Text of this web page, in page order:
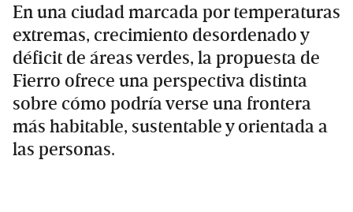
En una ciudad marcada por temperaturas
extremas, crecimiento desordenado y
déficit de áreas verdes, la propuesta de
Fierro ofrece una perspectiva distinta
sobre cómo podría verse una frontera
más habitable, sustentable y orientada a
las personas.